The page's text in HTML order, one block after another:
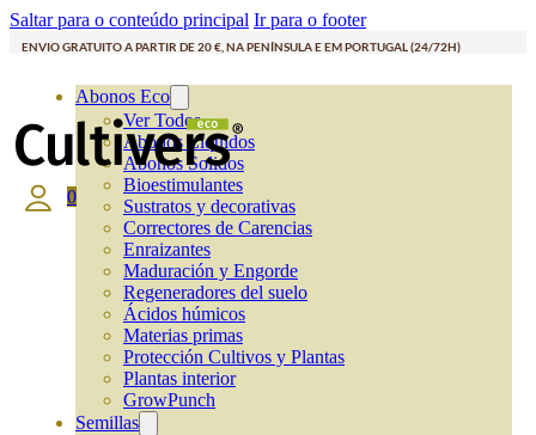
Saltar para o conteúdo principal Ir para o footer
ENVIO GRATUITO A PARTIR DE 20 €, NA PENÍNSULA E EM PORTUGAL (24/72H)
Abonos Eco
Ver Todos
Abonos Líquidos
Abonos Solidos
Bioestimulantes
Sustratos y decorativas
Correctores de Carencias
Enraizantes
Maduración y Engorde
Regeneradores del suelo
Ácidos húmicos
Materias primas
Protección Cultivos y Plantas
Plantas interior
GrowPunch
Semillas
0